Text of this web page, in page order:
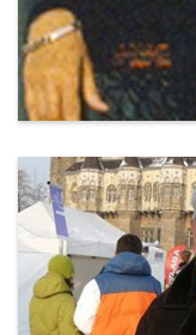
pasztor_gyorgy_6.jpg